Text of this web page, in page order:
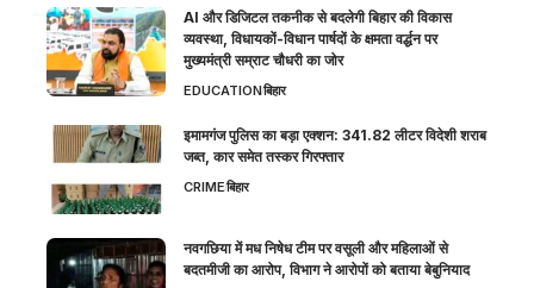
AI और डिजिटल तकनीक से बदलेगी बिहार की विकास
व्यवस्था, विधायकों-विधान पार्षदों के क्षमता वर्द्धन पर
मुख्यमंत्री सम्राट चौधरी का जोर
EDUCATIONबिहार
इमामगंज पुलिस का बड़ा एक्शन: 341.82 लीटर विदेशी शराब
जब्त, कार समेत तस्कर गिरफ्तार
CRIMEबिहार
नवगछिया में मध निषेध टीम पर वसूली और महिलाओं से
बदतमीजी का आरोप, विभाग ने आरोपों को बताया बेबुनियाद